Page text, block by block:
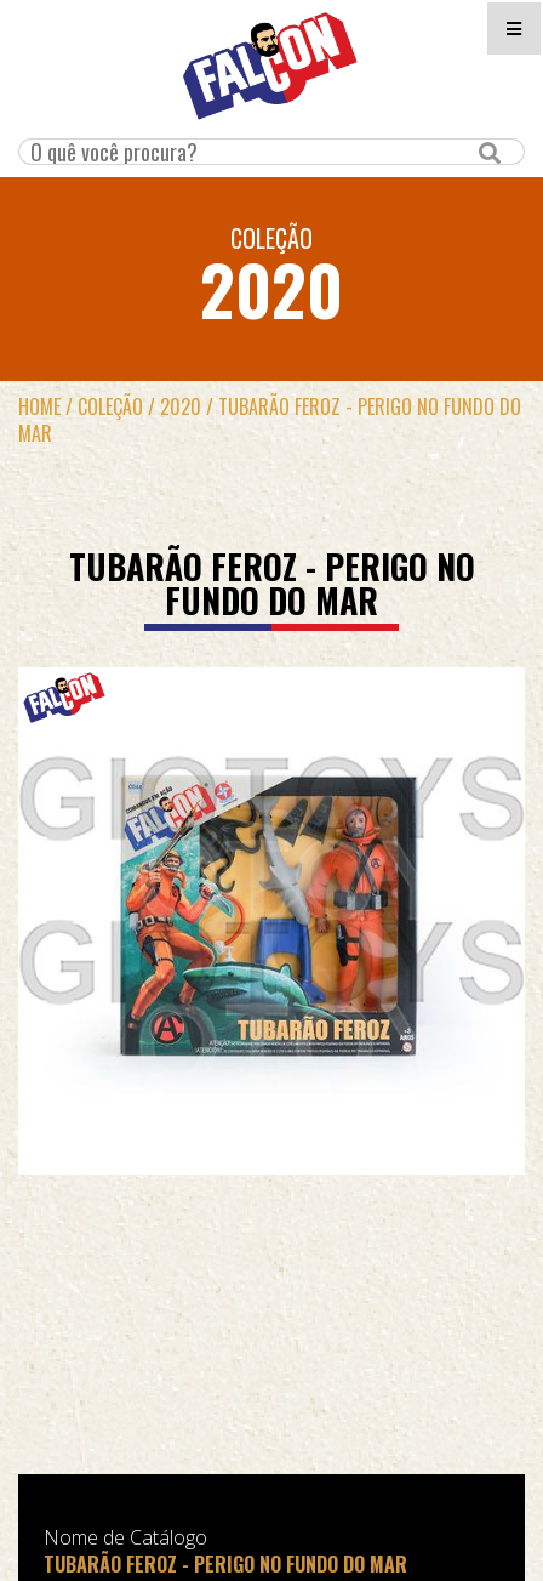
COLEÇÃO
2020
HOME/COLEÇÃO/2020 /TUBARÃO FEROZ - PERIGO NO FUNDO DO
MAR
TUBARÃO FEROZ - PERIGO NO
FUNDO DO MAR
Nome de Catálogo
TUBARÃO FEROZ - PERIGO NO FUNDO DO MAR